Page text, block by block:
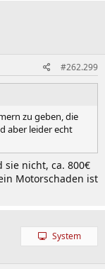
#262.299
zu geben, die
aber leider echt
sie nicht, ca. 800€
Motorschaden ist
System